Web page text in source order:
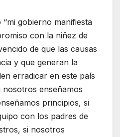
“mi gobierno manifiesta
con la niñez de
de que las causas
y que generan la
erradicar en este país
enseñamos
principios, si
con los padres de
si nosotros